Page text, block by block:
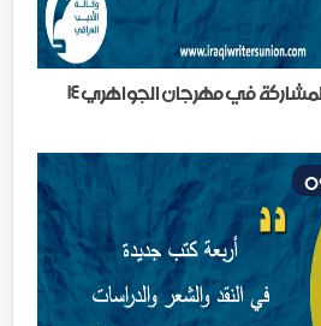
في مهرجان الجواهري ١٤